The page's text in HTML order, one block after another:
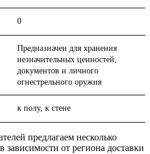
0
Предназначен для хранения
незначительных ценностей,
документов и личного
огнестрельного оружия
к полу, к стене
предлагаем несколько
зависимости от региона доставки